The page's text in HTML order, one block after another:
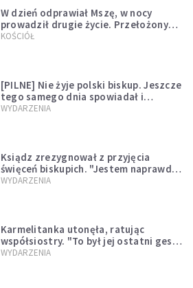
W dzień odprawiał Mszę, w nocy
prowadził drugie życie. Przełożony
kazał mu opuścić zakon
KOŚCIÓŁ
[PILNE] Nie żyje polski biskup. Jeszcze
tego samego dnia spowiadał i
sprawował Mszę świętą
WYDARZENIA
Ksiądz zrezygnował z przyjęcia
święceń biskupich. "Jestem naprawdę
niegodny"
WYDARZENIA
Karmelitanka utonęła, ratując
współsiostry. "To był jej ostatni gest
miłości"
WYDARZENIA